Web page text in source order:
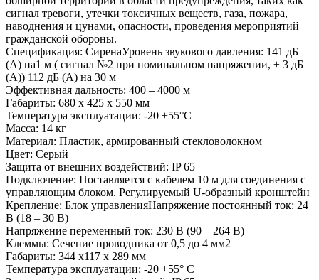
сигнал тревоги, утечки токсичных веществ, газа, пожара,
наводнения и цунами, опасности, проведения мероприятий
гражданской обороны.
Спецификация: СиренаУровень звукового давления: 141 дБ
(А) на1 м ( сигнал №2 при номинальном напряжении, ± 3 дБ
(А)) 112 дБ (А) на 30 м
Эффективная дальность: 400 – 4000 м
Габариты: 680 х 425 х 550 мм
Температура эксплуатации: -20 +55°С
Масса: 14 кг
Материал: Пластик, армированный стекловолокном
Цвет: Серый
Защита от внешних воздействий: IP 65
Подключение: Поставляется с кабелем 10 м для соединения с
управляющим блоком. Регулируемый U-образный кронштейн
Крепление: Блок управленияНапряжение постоянный ток: 24
В (18 – 30 В)
Напряжение переменный ток: 230 В (90 – 264 В)
Клеммы: Сечение проводника от 0,5 до 4 мм2
Габариты: 344 х117 х 289 мм
Температура эксплуатации: -20 +55° С